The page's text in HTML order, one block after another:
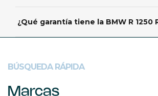
carné A2 o superior.
¿Qué garantía tiene la BMW R 1250
BÚSQUEDA RÁPIDA
Marcas